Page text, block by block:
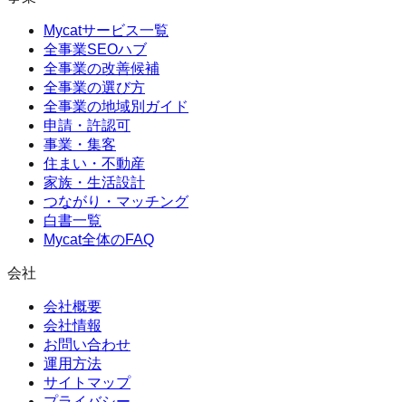
Mycatサービス一覧
全事業SEOハブ
全事業の改善候補
全事業の選び方
全事業の地域別ガイド
申請・許認可
事業・集客
住まい・不動産
家族・生活設計
つながり・マッチング
白書一覧
Mycat全体のFAQ
会社
会社概要
会社情報
お問い合わせ
運用方法
サイトマップ